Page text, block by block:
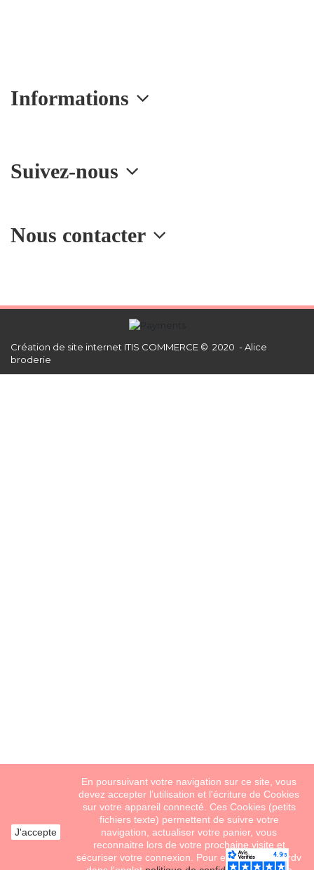
Nous contacter
Informations
J'accepte
En poursuivant votre navigation sur ce site, vous
devez accepter l’utilisation et l'écriture de Cookies
sur votre appareil connecté. Ces Cookies (petits
fichiers texte) permettent de suivre votre
navigation, actualiser votre panier, vous
reconnaitre lors de votre prochaine visite et
sécuriser votre connexion. Pour en savoir plus, rdv
Suivez-nous
Création de site internet ITIS COMMERCE © 2020 - Alice
broderie